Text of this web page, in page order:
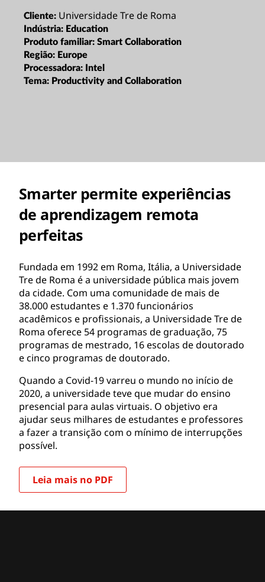
Cliente: Universidade Tre de Roma
Indústria: Education
Produto familiar: Smart Collaboration
Região: Europe
Processadora: Intel
Tema: Productivity and Collaboration
Smarter permite experiências
de aprendizagem remota
perfeitas
Fundada em 1992 em Roma, Itália, a Universidade
Tre de Roma é a universidade pública mais jovem
da cidade. Com uma comunidade de mais de
38.000 estudantes e 1.370 funcionários
acadêmicos e profissionais, a Universidade Tre de
Roma oferece 54 programas de graduação, 75
programas de mestrado, 16 escolas de doutorado
e cinco programas de doutorado.
Quando a Covid-19 varreu o mundo no início de
2020, a universidade teve que mudar do ensino
presencial para aulas virtuais. O objetivo era
ajudar seus milhares de estudantes e professores
a fazer a transição com o mínimo de interrupções
possível.
Leia mais no PDF